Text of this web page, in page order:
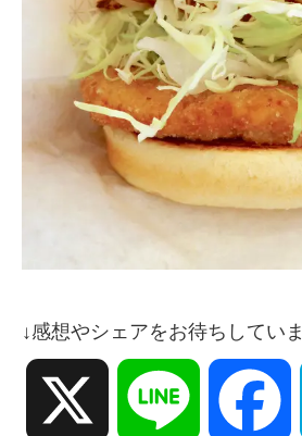
↓感想やシェアをお待ちしてい
Line